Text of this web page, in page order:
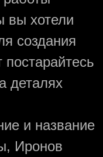
вы хотели
создания
деталях
и название
Иронов